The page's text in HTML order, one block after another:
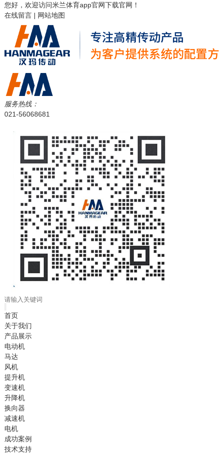
您好，欢迎访问米兰体育app官网下载官网！
在线留言| 网站地图
服务热线：
021-56068681
首页
关于我们
产品展示
电动机
马达
风机
提升机
变速机
升降机
换向器
减速机
电机
成功案例
技术支持